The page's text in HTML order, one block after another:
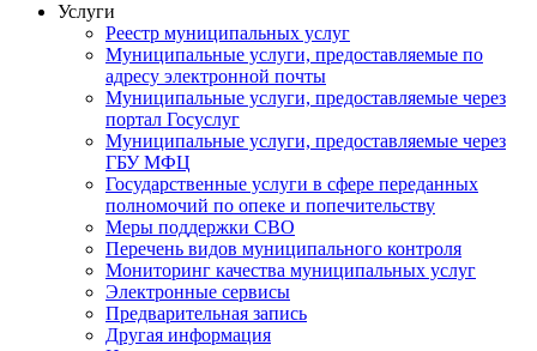
Услуги
Реестр муниципальных услуг
Муниципальные услуги, предоставляемые по
адресу электронной почты
Муниципальные услуги, предоставляемые через
портал Госуслуг
Муниципальные услуги, предоставляемые через
ГБУ МФЦ
Государственные услуги в сфере переданных
полномочий по опеке и попечительству
Меры поддержки СВО
Перечень видов муниципального контроля
Мониторинг качества муниципальных услуг
Электронные сервисы
Предварительная запись
Другая информация